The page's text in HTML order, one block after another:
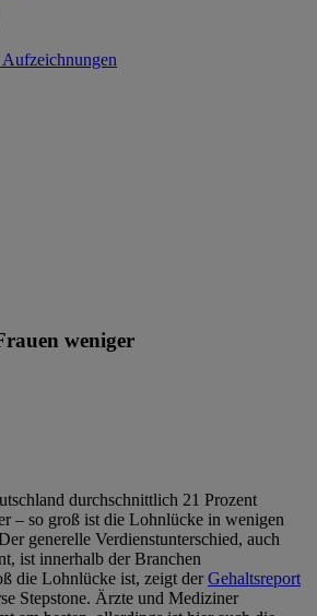
weniger
durchschnittlich 21 Prozent
– so groß ist die Lohnlücke in wenigen
generelle Verdienstunterschied, auch
ist innerhalb der Branchen
die Lohnlücke ist, zeigt derGehaltsreport
Stepstone. Ärzte und Mediziner